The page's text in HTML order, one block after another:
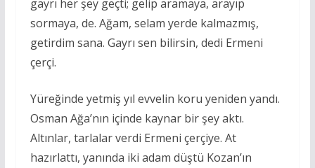
gayrı her şey geçti; gelip aramaya, arayıp
sormaya, de. Ağam, selam yerde kalmazmış,
getirdim sana. Gayrı sen bilirsin, dedi Ermeni
çerçi.
Yüreğinde yetmiş yıl evvelin koru yeniden yandı.
Osman Ağa’nın içinde kaynar bir şey aktı.
Altınlar, tarlalar verdi Ermeni çerçiye. At
hazırlattı, yanında iki adam düştü Kozan’ın